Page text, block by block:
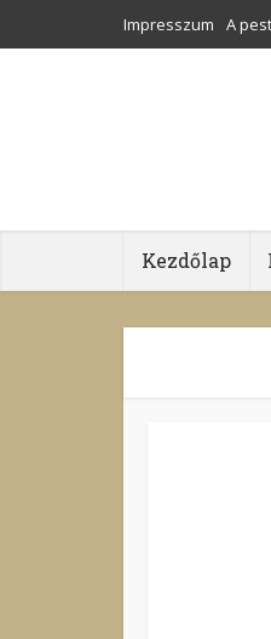
Impresszum A
Kezdőlap